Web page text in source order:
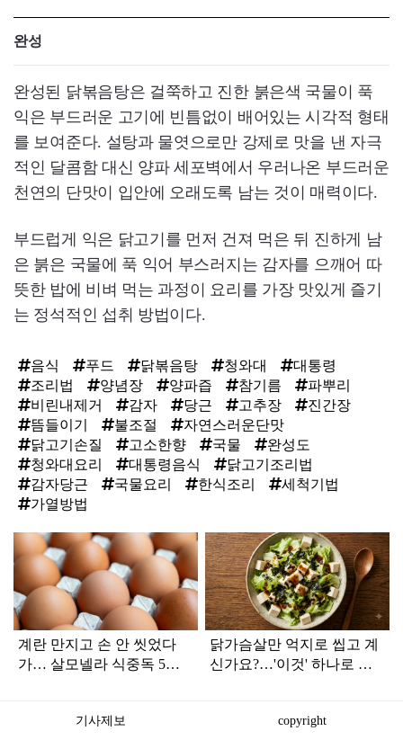
완성
완성된 닭볶음탕은 걸쭉하고 진한 붉은색 국물이 푹
익은 부드러운 고기에 빈틈없이 배어있는 시각적 형태
를 보여준다. 설탕과 물엿으로만 강제로 맛을 낸 자극
적인 달콤함 대신 양파 세포벽에서 우러나온 부드러운
천연의 단맛이 입안에 오래도록 남는 것이 매력이다.
부드럽게 익은 닭고기를 먼저 건져 먹은 뒤 진하게 남
은 붉은 국물에 푹 익어 부스러지는 감자를 으깨어 따
뜻한 밥에 비벼 먹는 과정이 요리를 가장 맛있게 즐기
는 정석적인 섭취 방법이다.
음식 푸드 닭볶음탕 청와대
대통령
조리법
양념장 양파즙 참기름
파뿌리
비린내제거
감자 당근 고추장
진간장
뜸들이기
불조절
자연스러운단맛
닭고기손질
고소한향 국물
완성도
청와대요리
대통령음식
닭고기조리법
감자당근
국물요리 한식조리
세척기법
가열방법
탑
라
인
계란 만지고 손 안 씻었다
가… 살모넬라 식중독 5년
닭가슴살만 억지로 씹고 계
신가요?…'이것' 하나로 살
기사제보 copyright